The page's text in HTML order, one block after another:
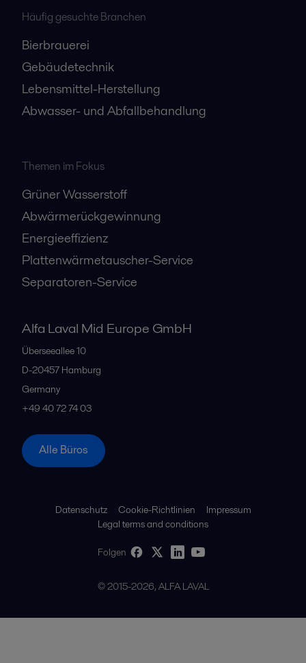
Häufig gesuchte Branchen
Bierbrauerei
Gebäudetechnik
Lebensmittel-Herstellung
Abwasser- und Abfallbehandlung
Themen im Fokus
Grüner Wasserstoff
Abwärmerückgewinnung
Energieeffizienz
Plattenwärmetauscher-Service
Separatoren-Service
Alfa Laval Mid Europe GmbH
Überseeallee 10
D-20457 Hamburg
Germany
+49 40 72 74 03
Alle Büros
© 2015-2026, ALFA LAVAL
Folgen
Datenschutz Cookie-Richtlinien
Impressum
Legal terms and conditions